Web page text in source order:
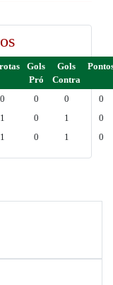
Gols
Pró
Gols
Contra
0 0 0
0
1 0 1
0
1 0 1 0